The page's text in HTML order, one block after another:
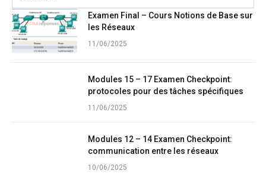
Examen Final – Cours Notions de Base sur
les Réseaux
11/06/2025
Modules 15 – 17 Examen Checkpoint:
protocoles pour des tâches spécifiques
11/06/2025
Modules 12 – 14 Examen Checkpoint:
communication entre les réseaux
10/06/2025